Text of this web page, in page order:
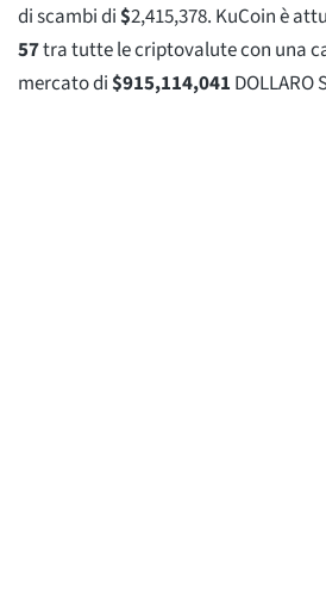
di scambi di$2,415,378. KuCoin è
57tra tutte le criptovalute con una
mercato di$915,114,041 DOLLARO